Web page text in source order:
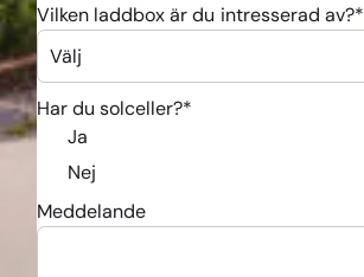
Vilken laddbox är du intresserad av?*
Har du solceller?*
Ja
Nej
Meddelande